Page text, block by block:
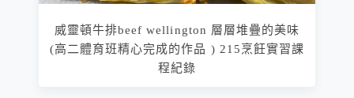
威靈頓牛排beef wellington 層層堆疊的美味
(高二體育班精心完成的作品 ) 215烹飪實習課
程紀錄